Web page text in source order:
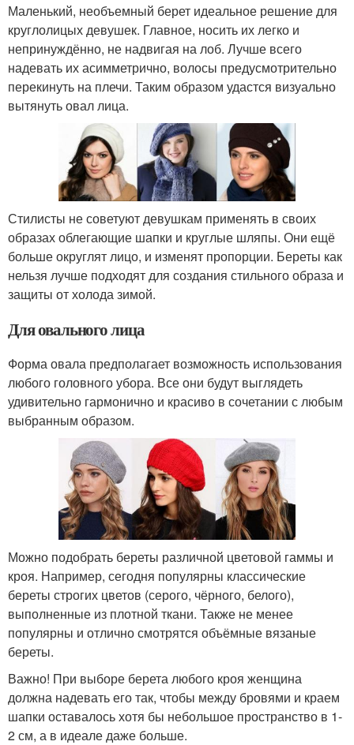
Маленький, необъемный берет идеальное решение для
круглолицых девушек. Главное, носить их легко и
непринуждённо, не надвигая на лоб. Лучше всего
надевать их асимметрично, волосы предусмотрительно
перекинуть на плечи. Таким образом удастся визуально
вытянуть овал лица.
Стилисты не советуют девушкам применять в своих
образах облегающие шапки и круглые шляпы. Они ещё
больше округлят лицо, и изменят пропорции. Береты как
нельзя лучше подходят для создания стильного образа и
защиты от холода зимой.
Для овального лица
Форма овала предполагает возможность использования
любого головного убора. Все они будут выглядеть
удивительно гармонично и красиво в сочетании с любым
выбранным образом.
Можно подобрать береты различной цветовой гаммы и
кроя. Например, сегодня популярны классические
береты строгих цветов (серого, чёрного, белого),
выполненные из плотной ткани. Также не менее
популярны и отлично смотрятся объёмные вязаные
береты.
Важно! При выборе берета любого кроя женщина
должна надевать его так, чтобы между бровями и краем
шапки оставалось хотя бы небольшое пространство в 1-
2 см, а в идеале даже больше.